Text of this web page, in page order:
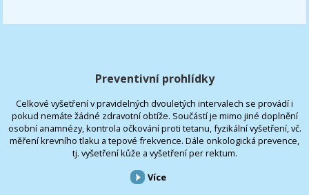
Preventivní prohlídky
Celkové vyšetření v pravidelných dvouletých intervalech se provádí i
pokud nemáte žádné zdravotní obtíže. Součástí je mimo jiné doplnění
osobní anamnézy, kontrola očkování proti tetanu, fyzikální vyšetření, vč.
měření krevního tlaku a tepové frekvence. Dále onkologická prevence,
tj. vyšetření kůže a vyšetření per rektum.
Více